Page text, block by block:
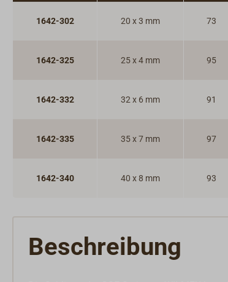
SKYLOTEC Mastzugang & Absturzsicherung
1642-302 20 x 3 mm 73
1642-325 25 x 4 mm 95
1642-332 32 x 6 mm 91
1642-335 35 x 7 mm 97
1642-340 40 x 8 mm 93
Beschreibung